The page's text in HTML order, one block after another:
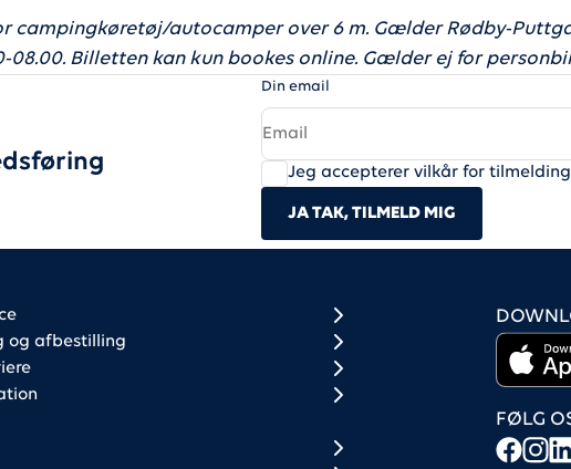
autocamper over 6 m. Gælder Rødby-
Billetten kan kun bookes online. Gælder ej for
Din email
Jeg accepterer vilkår for tilmelding
JA TAK, TILMELD MIG
column 1
og afbestilling
column 2
FØLG